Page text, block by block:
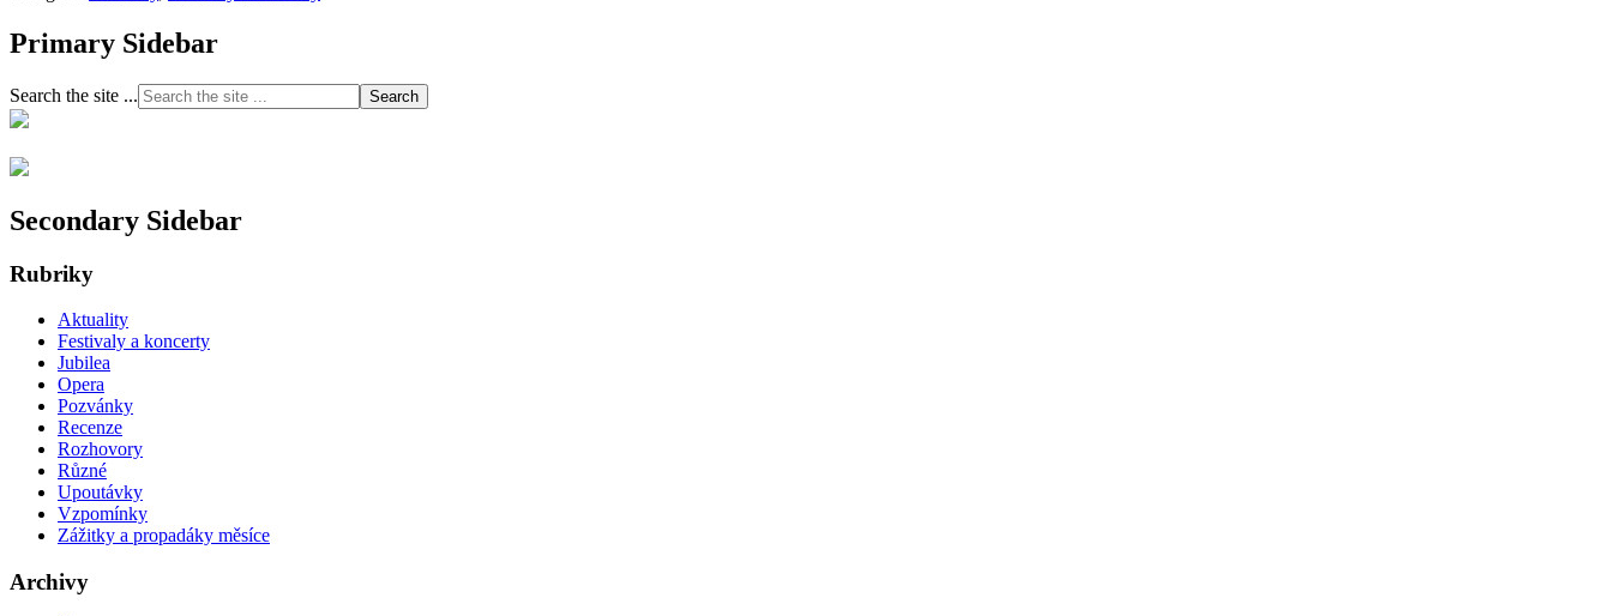
Primary Sidebar
Search the site ...
Secondary Sidebar
Rubriky
Aktuality
Festivaly a koncerty
Jubilea
Opera
Pozvánky
Recenze
Rozhovory
Různé
Upoutávky
Vzpomínky
Zážitky a propadáky měsíce
Archivy